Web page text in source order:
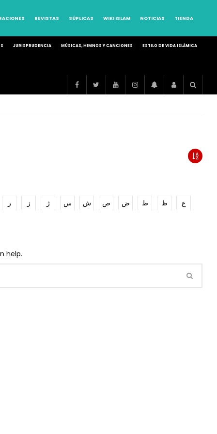
REVISTAS SÚPLICAS WIKI ISLAM NOTICIAS TIENDA
JURISPRUDENCIA MÚSICAS, HIMNOS Y CANCIONES ESTILO DE VIDA ISLÁMICA
ر ز ژ س ش ص ض ط ظ
ع
help.